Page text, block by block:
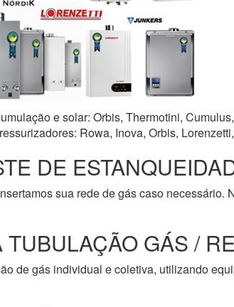
e solar: Orbis, Thermotini,
Rowa, Inova, Orbis,
DE
sua rede de gás caso
GÁS /
de gás individual e coletiva, utilizando